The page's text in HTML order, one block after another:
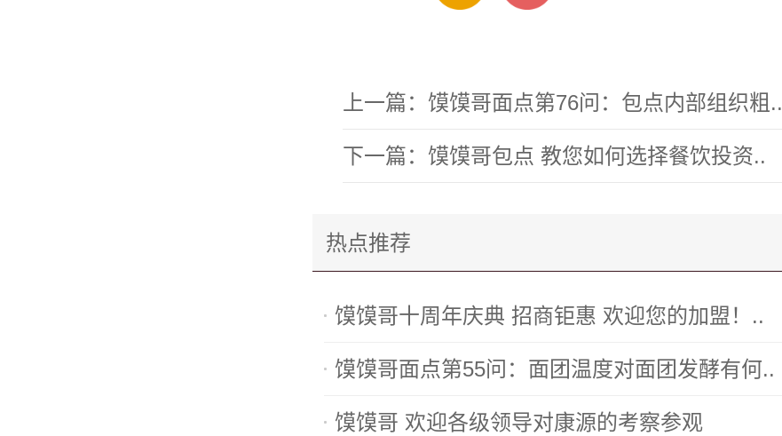
上一篇： 馍馍哥面点第76问：包点内部组织粗..
下一篇： 馍馍哥包点 教您如何选择餐饮投资..
热点推荐
馍馍哥十周年庆典 招商钜惠 欢迎您的加盟！..
馍馍哥面点第55问：面团温度对面团发酵有何..
馍馍哥 欢迎各级领导对康源的考察参观